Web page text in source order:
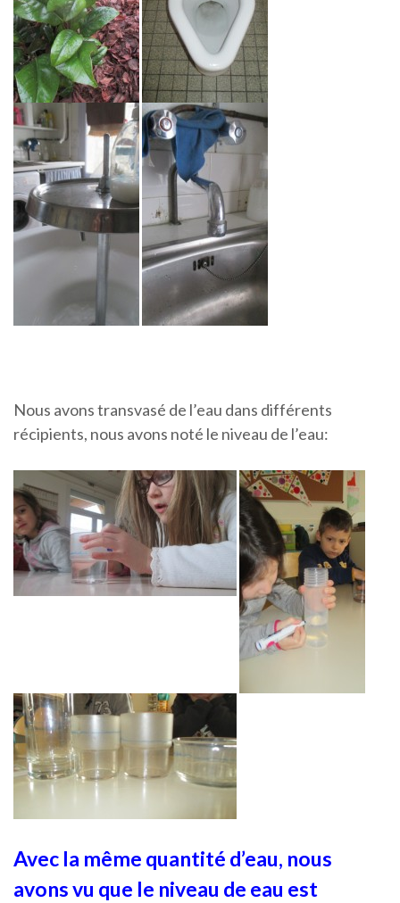
Nous avons transvasé de l’eau dans différents
récipients, nous avons noté le niveau de l’eau:
Avec la même quantité d’eau, nous
avons vu que le niveau de eau est